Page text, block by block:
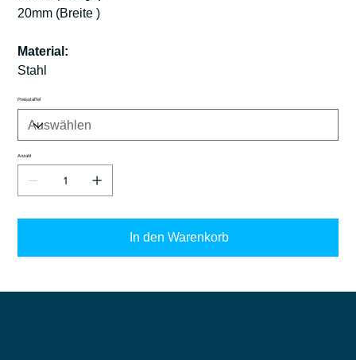
20mm (Breite )
Material:
Stahl
Preisstaffel
Anzahl
In den Warenkorb